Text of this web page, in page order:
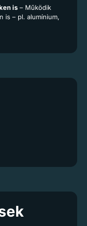
is – Működik
is – pl. alumínium,